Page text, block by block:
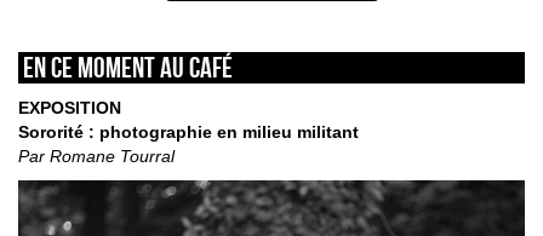
En ce moment au café
EXPOSITION
Sororité : photographie en milieu militant
Par Romane Tourral